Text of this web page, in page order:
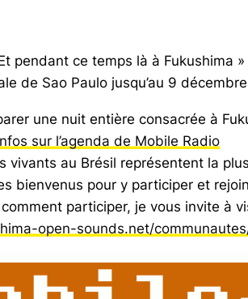
pendant ce temps là à Fukushima
de Sao Paulo jusqu’au 9
une nuit entière consacrée à
sur l’agenda de Mobile Radio
vivants au Brésil représentent la
bienvenus pour y participer et
participer, je vous invite à
open-sounds.net/